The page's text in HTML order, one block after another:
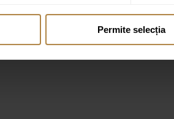
Permite selecția